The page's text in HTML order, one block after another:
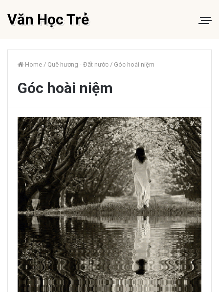
Văn Học Trẻ
Home / Quê hương - Đất nước / Góc hoài niệm
Góc hoài niệm